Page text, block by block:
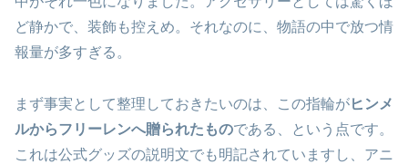
ど静かで、装飾も控えめ。それなのに、物語の中で放つ情
報量が多すぎる。
まず事実として整理しておきたいのは、この指輪がヒンメ
ルからフリーレンへ贈られたものである、という点です。
これは公式グッズの説明文でも明記されていますし、アニ